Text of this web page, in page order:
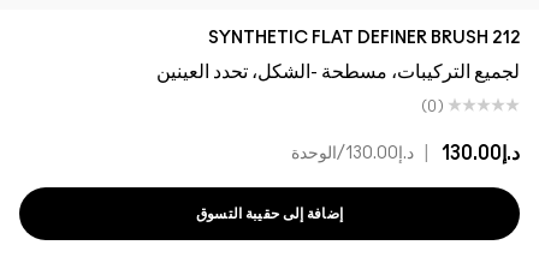
212 SYNTHETIC FLAT DEFINER BRUSH
لجميع التركيبات، مسطحة -الشكل، تحدد العينين
(0)
د.إ130.00 د.إ130.00 /الوحدة
إضافة إلى حقيبة التسوق